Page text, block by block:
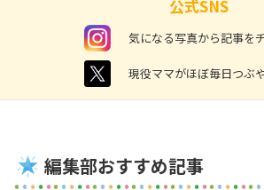
公式SNS
instagram 気になる写真から記事を
twitter 現役ママがほぼ毎日つぶ
編集部おすすめ記事